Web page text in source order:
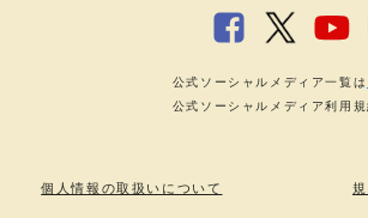
個人情報の取扱いについて
公式ソーシャルメディア一覧は
公式ソーシャルメディア利用規